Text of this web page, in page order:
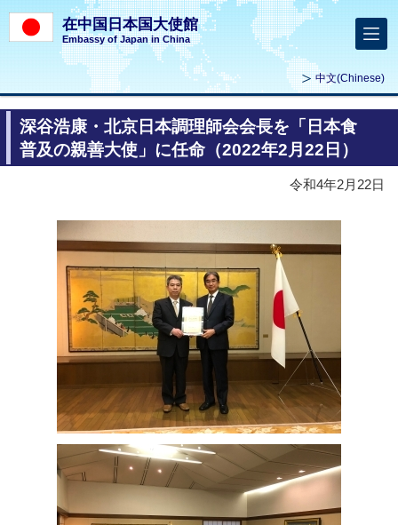
在中国日本国大使館
Embassy of Japan in China
中文(Chinese)
深谷浩康・北京日本調理師会会長を「日本食
普及の親善大使」に任命（2022年2月22日）
令和4年2月22日